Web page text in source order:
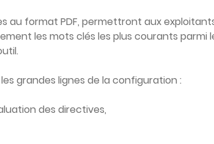
au format PDF, permettront aux
les mots clés les plus courants parmi
grandes lignes de la configuration :
des directives,